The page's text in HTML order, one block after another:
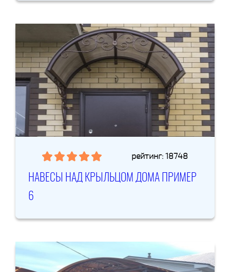
рейтинг: 18748
НАВЕСЫ НАД КРЫЛЬЦОМ ДОМА ПРИМЕР
6